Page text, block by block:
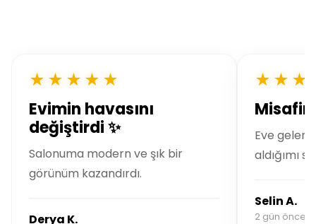
★★★★★
Evimin havasını
değiştirdi ✨
Salonuma modern ve şık bir
görünüm kazandırdı.
Derya K.
Eve gelen
aldığımı
Selin A.
2 gün önce